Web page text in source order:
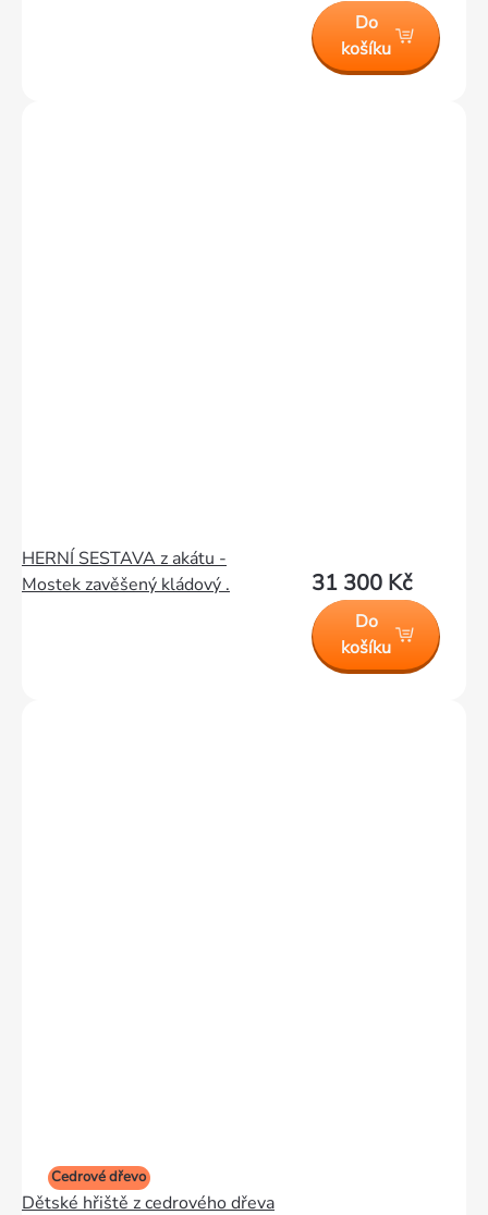
Do
košíku
HERNÍ SESTAVA z akátu -
Mostek zavěšený kládový .
31 300 Kč
Do
košíku
Cedrové dřevo
Dětské hřiště z cedrového dřeva